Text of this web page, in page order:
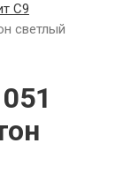
С9
светлый